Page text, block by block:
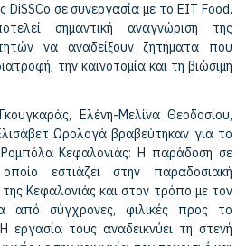
DiSSCo σε συνεργασία με το EIT Food.
σημαντική αναγνώριση της
να αναδείξουν ζητήματα που
την καινοτομία και τη βιώσιμη
Ελένη-Μελίνα Θεοδοσίου,
Ωρολογά βραβεύτηκαν για το
Κεφαλονιάς: Η παράδοση σε
εστιάζει στην παραδοσιακή
της Κεφαλονιάς και στον τρόπο με τον
από σύγχρονες, φιλικές προς το
εργασία τους αναδεικνύει τη στενή